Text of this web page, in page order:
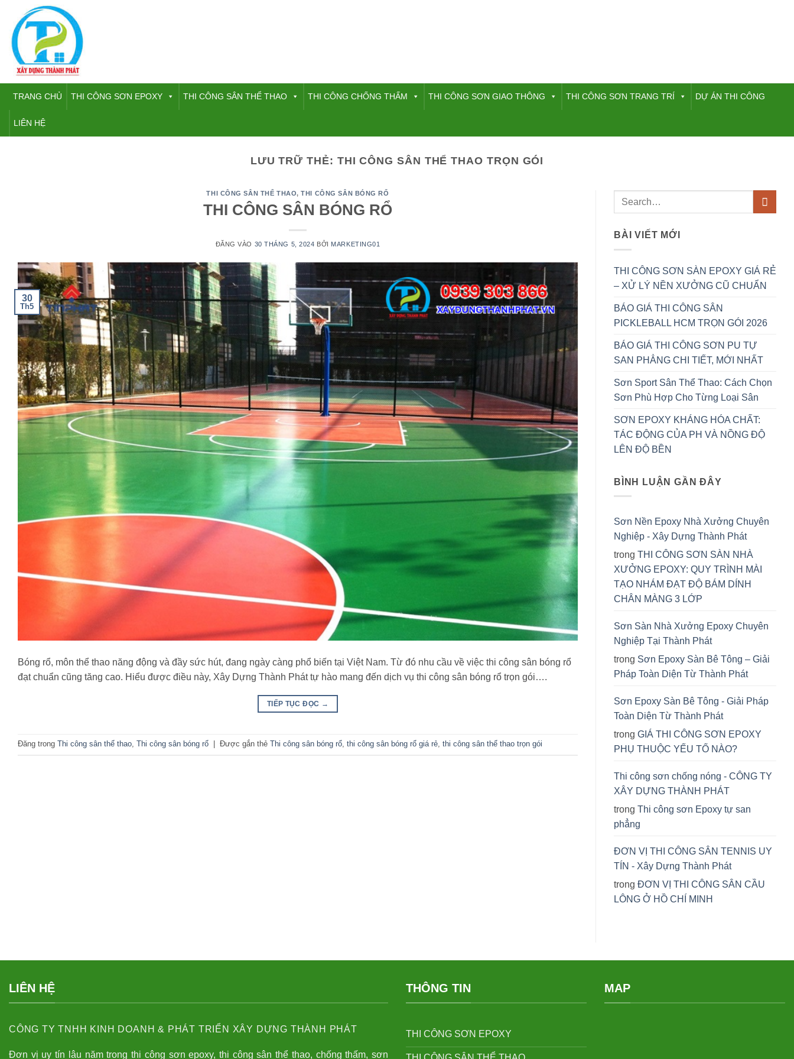
nội
dung
TRANG CHỦ THI CÔNG SƠN EPOXY THI CÔNG SÂN THỂ THAO THI CÔNG CHỐNG THẤM THI CÔNG SƠN GIAO THÔNG THI CÔNG SƠN TRANG TRÍ DỰ ÁN THI CÔNG
LIÊN HỆ
LƯU TRỮ THẺ: THI CÔNG SÂN THỂ THAO TRỌN GÓI
THI CÔNG SÂN THỂ THAO,THI CÔNG SÂN BÓNG RỔ
THI CÔNG SÂN BÓNG RỔ
ĐĂNG VÀO 30 THÁNG 5, 2024 BỞI MARKETING01
30
Th5
Bóng rổ, môn thể thao năng động và đầy sức hút, đang ngày càng phổ biến tại Việt Nam. Từ đó nhu cầu về việc thi công sân bóng rổ
đạt chuẩn cũng tăng cao. Hiểu được điều này, Xây Dựng Thành Phát tự hào mang đến dịch vụ thi công sân bóng rổ trọn gói….
TIẾP TỤC ĐỌC →
Đăng trong Thi công sân thể thao, Thi công sân bóng rổ Được gắn thẻ Thi công sân bóng rổ, thi công sân bóng rổ giá rẻ, thi công sân thể thao trọn gói
BÀI VIẾT MỚI
THI CÔNG SƠN SÀN EPOXY GIÁ RẺ
– XỬ LÝ NỀN XƯỞNG CŨ CHUẨN
BÁO GIÁ THI CÔNG SÂN
PICKLEBALL HCM TRỌN GÓI 2026
BÁO GIÁ THI CÔNG SƠN PU TỰ
SAN PHẲNG CHI TIẾT, MỚI NHẤT
Sơn Sport Sân Thể Thao: Cách Chọn
Sơn Phù Hợp Cho Từng Loại Sân
SƠN EPOXY KHÁNG HÓA CHẤT:
TÁC ĐỘNG CỦA PH VÀ NỒNG ĐỘ
LÊN ĐỘ BỀN
BÌNH LUẬN GẦN ĐÂY
Sơn Nền Epoxy Nhà Xưởng Chuyên
Nghiệp - Xây Dựng Thành Phát
trong THI CÔNG SƠN SÀN NHÀ
XƯỞNG EPOXY: QUY TRÌNH MÀI
TẠO NHÁM ĐẠT ĐỘ BÁM DÍNH
CHÂN MÀNG 3 LỚP
Sơn Sàn Nhà Xưởng Epoxy Chuyên
Nghiệp Tại Thành Phát
trong Sơn Epoxy Sàn Bê Tông – Giải
Pháp Toàn Diện Từ Thành Phát
Sơn Epoxy Sàn Bê Tông - Giải Pháp
Toàn Diện Từ Thành Phát
trong GIÁ THI CÔNG SƠN EPOXY
PHỤ THUỘC YẾU TỐ NÀO?
Thi công sơn chống nóng - CÔNG TY
XÂY DỰNG THÀNH PHÁT
trong Thi công sơn Epoxy tự san
phẳng
ĐƠN VỊ THI CÔNG SÂN TENNIS UY
TÍN - Xây Dựng Thành Phát
trong ĐƠN VỊ THI CÔNG SÂN CẦU
LÔNG Ở HỒ CHÍ MINH
LIÊN HỆ
CÔNG TY TNHH KINH DOANH & PHÁT TRIỂN XÂY DỰNG THÀNH PHÁT
Đơn vị uy tín lâu năm trong thi công sơn epoxy, thi công sân thể thao, chống thấm, sơn
THÔNG TIN
THI CÔNG SƠN EPOXY
MAP